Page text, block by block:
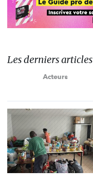
Les derniers
Acteurs